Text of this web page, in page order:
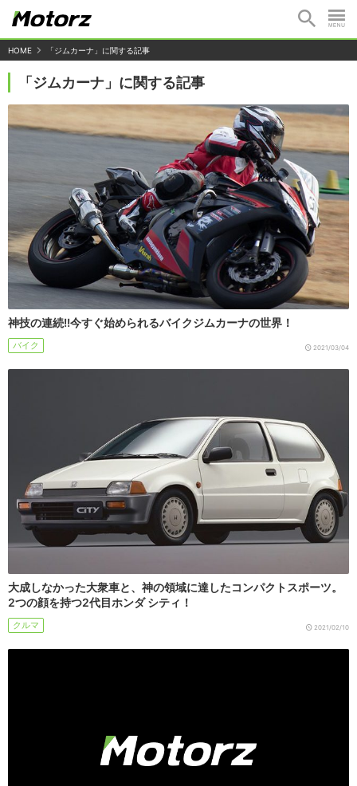
HOME 「ジムカーナ」に関する記事
「ジムカーナ」に関する記事
神技の連続!!今すぐ始められるバイクジムカーナの世界！
バイク 2021/03/04
大成しなかった大衆車と、神の領域に達したコンパクトスポーツ。
2つの顔を持つ2代目ホンダ シティ！
クルマ 2021/02/10